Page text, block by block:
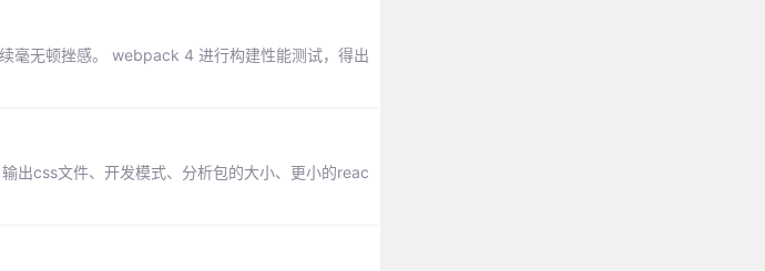
毫无顿挫感。 webpack 4 进行构建性能测试，得出
出css文件、开发模式、分析包的大小、更小的reac